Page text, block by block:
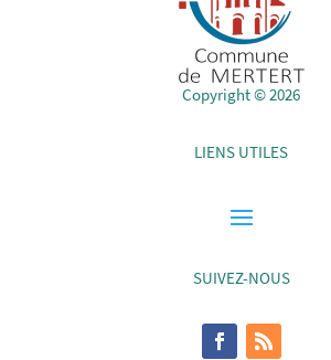
Copyright © 2026
LIENS UTILES
SUIVEZ-NOUS